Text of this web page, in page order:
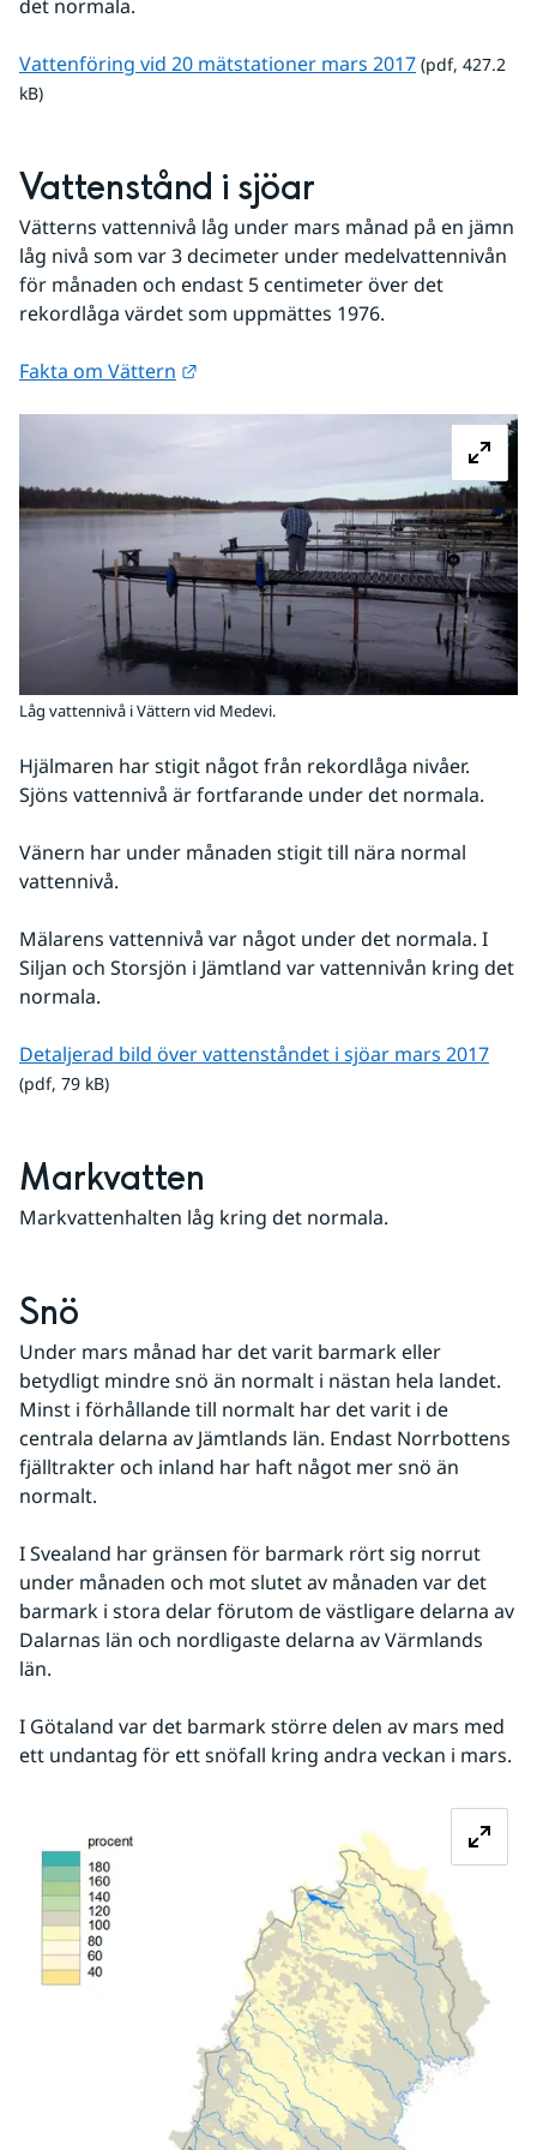
det normala.
Vattenföring vid 20 mätstationer mars 2017pdf, 427.2 kB.
(pdf, 427.2
kB)
Vattenstånd i sjöar
Vätterns vattennivå låg under mars månad på en jämn
låg nivå som var 3 decimeter under medelvattennivån
för månaden och endast 5 centimeter över det
rekordlåga värdet som uppmättes 1976.
Fakta om Vättern
Låg vattennivå i Vättern vid Medevi.
Hjälmaren har stigit något från rekordlåga nivåer.
Sjöns vattennivå är fortfarande under det normala.
Vänern har under månaden stigit till nära normal
vattennivå.
Mälarens vattennivå var något under det normala. I
Siljan och Storsjön i Jämtland var vattennivån kring det
normala.
Detaljerad bild över vattenståndet i sjöar mars 2017pdf,
(pdf, 79 kB)
Markvatten
Markvattenhalten låg kring det normala.
Snö
Under mars månad har det varit barmark eller
betydligt mindre snö än normalt i nästan hela landet.
Minst i förhållande till normalt har det varit i de
centrala delarna av Jämtlands län. Endast Norrbottens
fjälltrakter och inland har haft något mer snö än
normalt.
I Svealand har gränsen för barmark rört sig norrut
under månaden och mot slutet av månaden var det
barmark i stora delar förutom de västligare delarna av
Dalarnas län och nordligaste delarna av Värmlands
län.
I Götaland var det barmark större delen av mars med
ett undantag för ett snöfall kring andra veckan i mars.